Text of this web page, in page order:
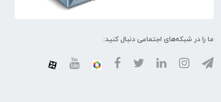
ما را در شبکه‌های اجتماعی دنبال کنید: